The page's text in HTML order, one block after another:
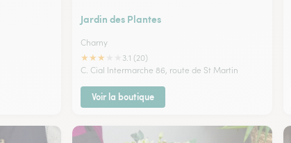
Jardin des Plantes
Charny
★★★
3.1 (20)
C. Cial Intermarche 86, route de St Martin
Voir la boutique